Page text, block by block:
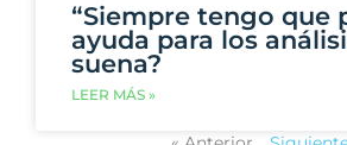
“Siempre tengo que
ayuda para los
suena?
LEER MÁS »